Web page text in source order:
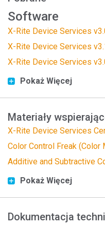
Software
X-Rite Device Services
X-Rite Device Services
X-Rite Device Services
Pokaż Więcej
Materiały
X-Rite Device Services
Color Control Freak (Color
Additive and Subtractive
Pokaż Więcej
Dokumentacja